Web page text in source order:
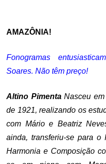
AMAZÔNIA!
Fonogramas
Soares. Não têm preço!
Altino PimentaNasceu em
de 1921, realizando os
com Mário e Beatriz
ainda, transferiu-se para
Harmonia e Composição